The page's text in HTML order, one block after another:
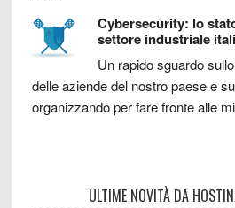
Cybersecurity: lo
settore industriale
Un rapido sguardo
delle aziende del nostro paese e
organizzando per fare fronte alle
ULTIME NOVITÀ DA